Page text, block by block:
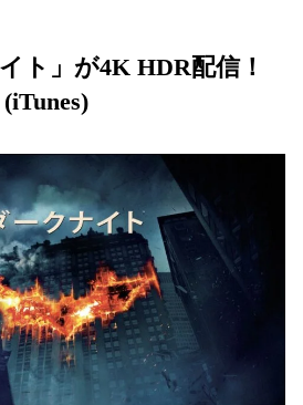
ト」が4K HDR配信！